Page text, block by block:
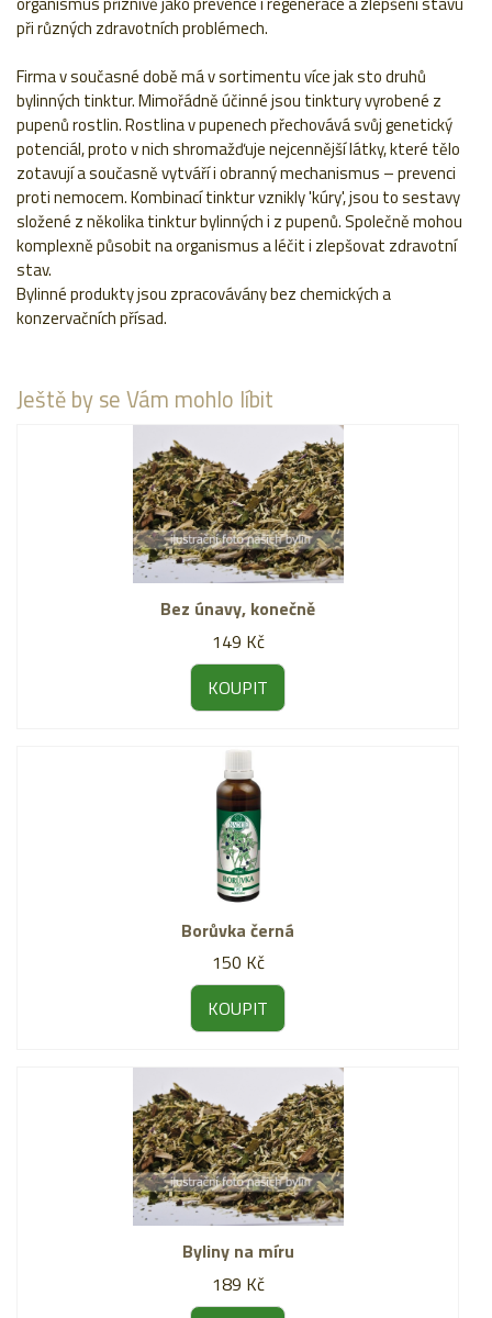
při různých zdravotních problémech.
Firma v současné době má v sortimentu více jak sto druhů
bylinných tinktur. Mimořádně účinné jsou tinktury vyrobené z
pupenů rostlin. Rostlina v pupenech přechovává svůj genetický
potenciál, proto v nich shromažďuje nejcennější látky, které tělo
zotavují a současně vytváří i obranný mechanismus – prevenci
proti nemocem. Kombinací tinktur vznikly 'kúry', jsou to sestavy
složené z několika tinktur bylinných i z pupenů. Společně mohou
komplexně působit na organismus a léčit i zlepšovat zdravotní
stav.
Bylinné produkty jsou zpracovávány bez chemických a
konzervačních přísad.
Ještě by se Vám mohlo líbit
Bez únavy, konečně
149 Kč
KOUPIT
Borůvka černá
150 Kč
KOUPIT
Byliny na míru
189 Kč